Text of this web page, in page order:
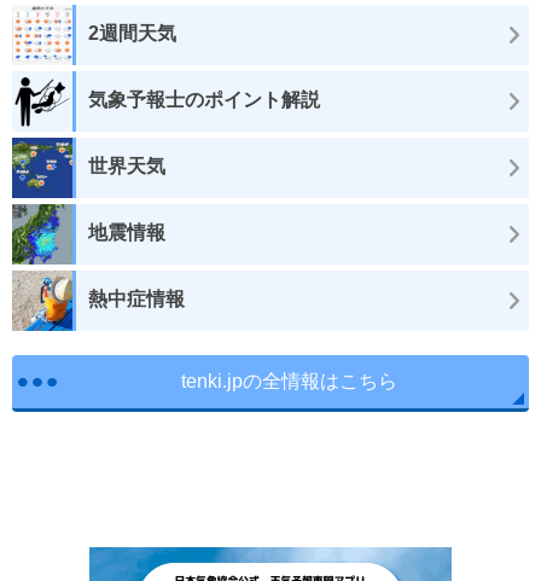
2週間天気
気象予報士のポイント解説
世界天気
地震情報
熱中症情報
tenki.jpの全情報はこちら